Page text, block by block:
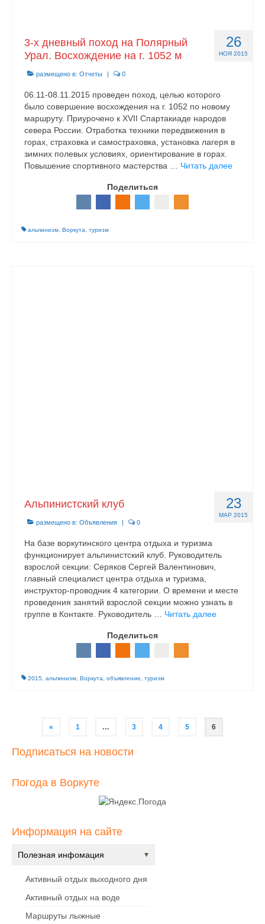
26
НОЯ 2015
3-х дневный поход на Полярный
Урал. Восхождение на г. 1052 м
размещено в: Отчеты | 0
06.11-08.11.2015 проведен поход, целью которого
было совершение восхождения на г. 1052 по новому
маршруту. Приурочено к XVII Спартакиаде народов
севера России. Отработка техники передвижения в
горах, страховка и самостраховка, установка лагеря в
зимних полевых условиях, ориентирование в горах.
Повышение спортивного мастерства … Читать далее
Поделиться
альпинизм Воркута туризм
23
МАР 2015
Альпинистский клуб
размещено в: Объявления | 0
На базе воркутинского центра отдыха и туризма
функционирует альпинистский клуб. Руководитель
взрослой секции: Серяков Сергей Валентинович,
главный специалист центра отдыха и туризма,
инструктор-проводник 4 категории. О времени и месте
проведения занятий взрослой секции можно узнать в
группе в Контакте. Руководитель … Читать далее
Поделиться
2015 альпинизм Воркута объявление туризм
Навигация
записям
« 1 … 3 4 5 6
Подписаться на новости
Погода в Воркуте
Информация на сайте
Полезная инфомация
Активный отдых выходного дня
Активный отдых на воде
Маршруты лыжные